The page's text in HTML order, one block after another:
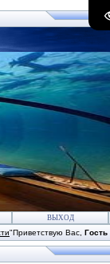
ВЫХОД
"Приветствую Вас Гость